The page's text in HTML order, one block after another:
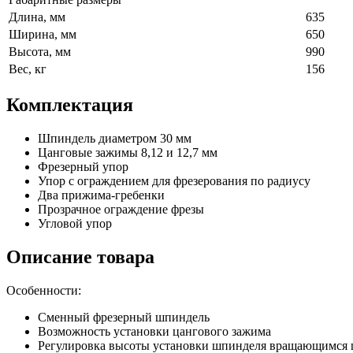
Длина, мм
635
Ширина, мм
650
Высота, мм
990
Вес, кг
156
Комплектация
Шпиндель диаметром 30 мм
Цанговые зажимы 8,12 и 12,7 мм
Фрезерный упор
Упор с ограждением для фрезерования по радиусу
Два прижима-гребенки
Прозрачное ограждение фрезы
Угловой упор
Описание товара
Особенности:
Сменный фрезерный шпиндель
Возможность установки цангового зажима
Регулировка высоты установки шпинделя вращающимся